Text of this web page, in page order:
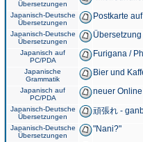
Übersetzungen
Japanisch-Deutsche
Übersetzungen
Postkarte
Japanisch-Deutsche
Übersetzungen
Japanisch auf
PC/PDA
Furigana /
Japanische
Grammatik
Bier und
Japanisch auf
PC/PDA
neuer
Japanisch-Deutsche
Übersetzungen
頑張れ -
Japanisch-Deutsche
Übersetzungen
"Nani?"